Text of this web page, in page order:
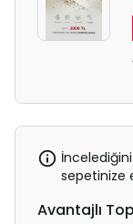
sepetinize
Avantajlı